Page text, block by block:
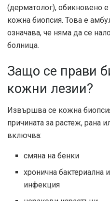
(дерматолог), обикновено
кожна биопсия. Това е
означава, че няма да се
болница.
Защо се прави
кожни лезии?
Извършва се кожна
причината за растеж, рана
включва:
смяна на бенки
хронична бактериална
инфекция